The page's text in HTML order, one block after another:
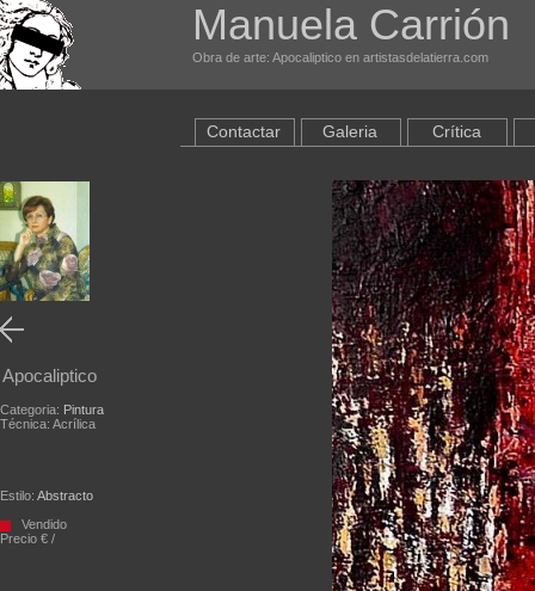
Manuela Carrión
Obra de arte: Apocaliptico en artistasdelatierra.com
Apocaliptico
Categoria: Pintura
Técnica: Acrílica
Estilo: Abstracto
Vendido
Precio € /
Contactar Galeria Crítica